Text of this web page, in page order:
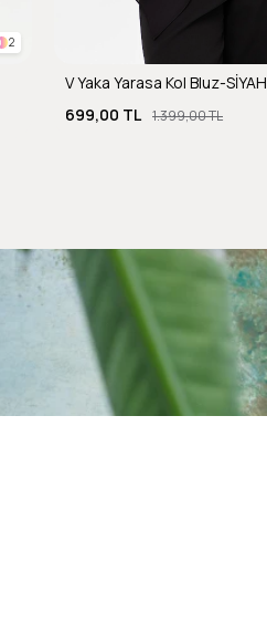
2
V Yaka Yarasa Kol Bluz-SİYAH
699,00 TL 1.399,00 TL